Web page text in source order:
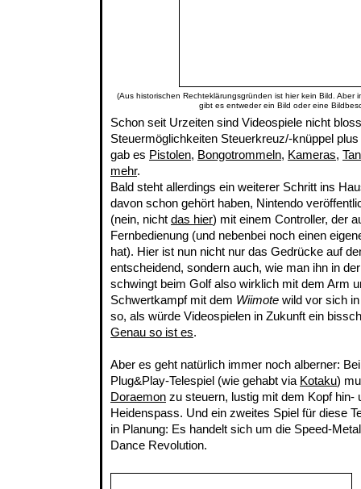
(Aus historischen Rechteklärungsgründen ist hier kein Bild. Aber
gibt es entweder ein Bild oder eine
Schon seit Urzeiten sind Videospiele nicht
Steuermöglichkeiten Steuerkreuz/-knüppel
gab es Pistolen, Bongotrommeln, Kameras,
mehr.
Bald steht allerdings ein weiterer Schritt ins
davon schon gehört haben, Nintendo
(nein, nicht das hier) mit einem Controller, der
Fernbedienung (und nebenbei noch einen
hat). Hier ist nun nicht nur das Gedrücke auf
entscheidend, sondern auch, wie man ihn in
schwingt beim Golf also wirklich mit dem Arm
Schwertkampf mit dem Wiimote wild vor sich
so, als würde Videospielen in Zukunft ein
Genau so ist es.
Aber es geht natürlich immer noch alberner:
Plug&Play-Telespiel (wie gehabt via Kotaku)
Doraemon zu steuern, lustig mit dem Kopf hin-
Heidenspass. Und ein zweites Spiel für diese
in Planung: Es handelt sich um die Speed-
Dance Revolution.